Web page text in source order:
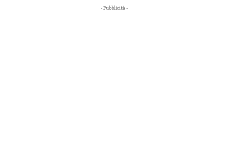
- Pubblicità -